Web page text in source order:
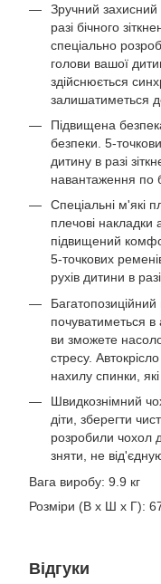
Зручний захисний
разі бічного
спеціально
голови вашої
здійснюється
залишатиметься
Підвищена
безпеки. 5-
дитину в разі
навантаження по
Спеціальні м'які
плечові накладки
підвищений
5-точкових
рухів дитини в
почуватиметься в
ви зможете
стресу.
нахилу спинки,
Швидкознімний
діти, зберегти
розробили чохол
зняти, не
Вага виробу: 9.9 кг
Розміри (В x Ш x Г):
Відгуки